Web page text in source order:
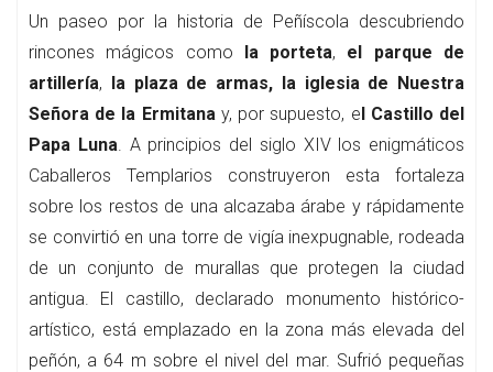
Un paseo por la historia de Peñíscola descubriendo
rincones mágicos como la porteta, el parque de
artillería, la plaza de armas, la iglesia de Nuestra
Señora de la Ermitanay, por supuesto, el Castillo del
Papa Luna. A principios del siglo XIV los enigmáticos
Caballeros Templarios construyeron esta fortaleza
sobre los restos de una alcazaba árabe y rápidamente
se convirtió en una torre de vigía inexpugnable, rodeada
de un conjunto de murallas que protegen la ciudad
antigua. El castillo, declarado monumento histórico-
artístico, está emplazado en la zona más elevada del
peñón, a 64 m sobre el nivel del mar. Sufrió pequeñas